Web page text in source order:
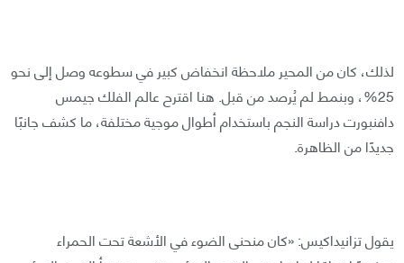
لذلك، كان من المحير ملاحظة انخفاض كبير في سطوعه وصل إلى نحو
25%، وبنمط لم يُرصد من قبل. هنا اقترح عالم الفلك جيمس
دافنبورت دراسة النجم باستخدام أطوال موجية مختلفة، ما كشف جانبًا
جديدًا من الظاهرة.
يقول تزانيداكيس: «كان منحنى الضوء في الأشعة تحت الحمراء